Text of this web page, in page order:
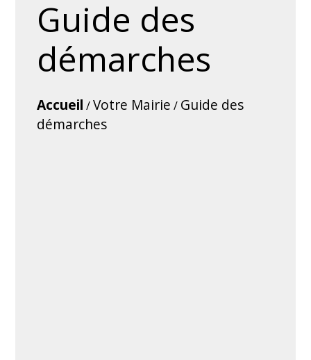
Guide des
démarches
Accueil /Votre Mairie / Guide des
démarches